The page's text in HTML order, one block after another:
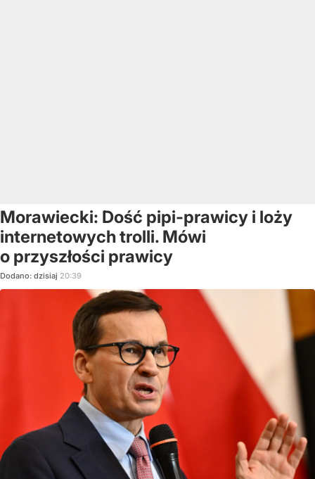
Morawiecki: Dość pipi-prawicy i loży
internetowych trolli. Mówi
o przyszłości prawicy
Dodano: dzisiaj 20:39